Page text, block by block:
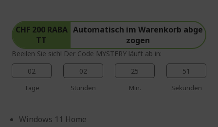
CHF 200 RABA
TT
Automatisch im Warenkorb abge
zogen
Beeilen Sie sich! Der Code MYSTERY läuft ab in:
02
Tage
02
Stunden
25
Min.
50
Sekunden
Windows 11 Home